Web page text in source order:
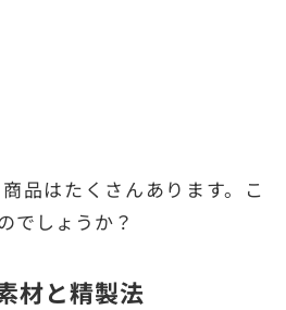
品はたくさんあります。こ
でしょうか？
材と精製法